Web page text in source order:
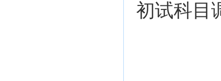
初试科目